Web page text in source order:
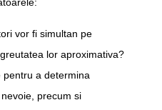
vor fi simultan pe
lor aproximativa?
pentru a determina
precum si